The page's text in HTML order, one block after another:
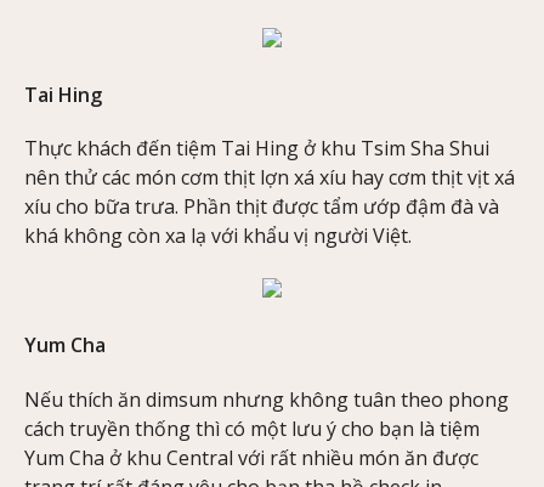
Tai Hing
Thực khách đến tiệm Tai Hing ở khu Tsim Sha Shui
nên thử các món cơm thịt lợn xá xíu hay cơm thịt vịt xá
xíu cho bữa trưa. Phần thịt được tẩm ướp đậm đà và
khá không còn xa lạ với khẩu vị người Việt.
Yum Cha
Nếu thích ăn dimsum nhưng không tuân theo phong
cách truyền thống thì có một lưu ý cho bạn là tiệm
Yum Cha ở khu Central với rất nhiều món ăn được